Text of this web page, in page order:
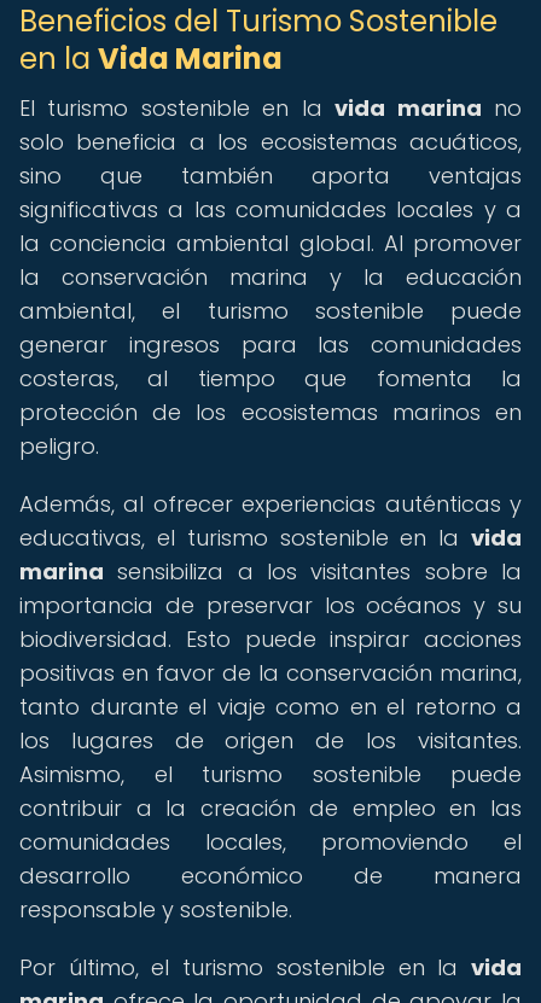
Beneficios del Turismo Sostenible
en la Vida Marina
El turismo sostenible en lavida marina no
solo beneficia a los ecosistemas acuáticos,
sino que también aporta ventajas
significativas a las comunidades locales y a
la conciencia ambiental global. Al promover
la conservación marina y la educación
ambiental, el turismo sostenible puede
generar ingresos para las comunidades
costeras, al tiempo que fomenta la
protección de los ecosistemas marinos en
peligro.
Además, al ofrecer experiencias auténticas y
educativas, el turismo sostenible en la vida
marina sensibiliza a los visitantes sobre la
importancia de preservar los océanos y su
biodiversidad. Esto puede inspirar acciones
positivas en favor de la conservación marina,
tanto durante el viaje como en el retorno a
los lugares de origen de los visitantes.
Asimismo, el turismo sostenible puede
contribuir a la creación de empleo en las
comunidades locales, promoviendo el
desarrollo económico de manera
responsable y sostenible.
Por último, el turismo sostenible en la vida